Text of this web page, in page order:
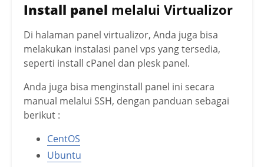
Install panel melalui Virtualizor
Di halaman panel virtualizor, Anda juga bisa
melakukan instalasi panel vps yang tersedia,
seperti install cPanel dan plesk panel.
Anda juga bisa menginstall panel ini secara
manual melalui SSH, dengan panduan sebagai
berikut :
CentOS
Ubuntu